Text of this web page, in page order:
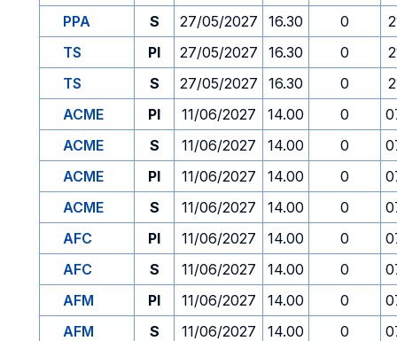
PPA
S 27/05/2027 16.30 0
TS
PI 27/05/2027 16.30 0
TS
S 27/05/2027 16.30 0
ACME
PI 11/06/2027 14.00 0
ACME
S 11/06/2027 14.00 0
ACME
PI 11/06/2027 14.00 0
ACME
S 11/06/2027 14.00 0
AFC
PI 11/06/2027 14.00 0
AFC
S 11/06/2027 14.00 0
AFM
PI 11/06/2027 14.00 0
AFM
S 11/06/2027 14.00 0